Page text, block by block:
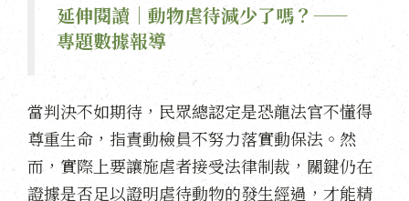
延伸閱讀｜動物虐待減少了嗎？——
專題數據報導
當判決不如期待，民眾總認定是恐龍法官不懂得
尊重生命，指責動檢員不努力落實動保法。然
而，實際上要讓施虐者接受法律制裁，關鍵仍在
證據是否足以證明虐待動物的發生經過，才能精